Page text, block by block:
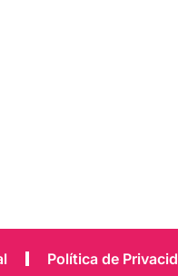
Política de